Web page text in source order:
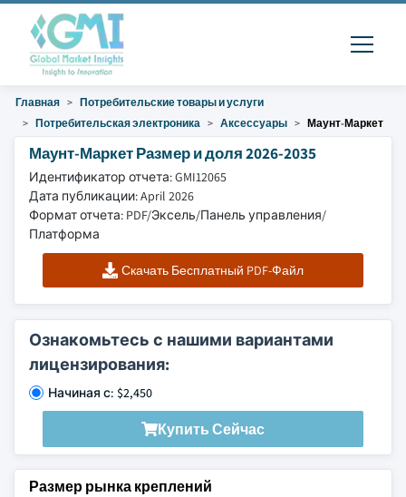
Главная
Потребительские товары и услуги
Потребительская электроника
Аксессуары Маунт-Маркет
Маунт-Маркет Размер и доля 2026-2035
Идентификатор отчета: GMI12065
Дата публикации: April 2026
Формат отчета: PDF/Эксель/Панель управления/
Платформа
Скачать Бесплатный PDF-Файл
Ознакомьтесь с нашими вариантами
лицензирования:
Начиная с: $2,450
Купить Сейчас
Размер рынка креплений